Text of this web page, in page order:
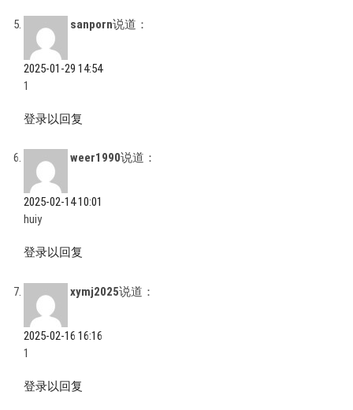
sanporn说道：
2025-01-29 14:54
1
登录以回复
weer1990说道：
2025-02-14 10:01
huiy
登录以回复
xymj2025说道：
2025-02-16 16:16
1
登录以回复